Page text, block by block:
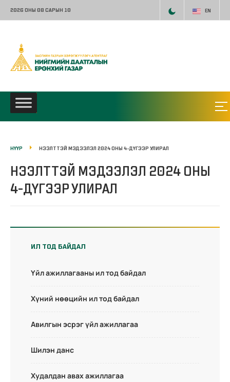
2026 ОНЫ 08 САРЫН 10 EN
НҮҮР НЭЭЛТТЭЙ МЭДЭЭЛЭЛ 2024 ОНЫ 4-ДҮГЭЭР УЛИРАЛ
НЭЭЛТТЭЙ МЭДЭЭЛЭЛ 2024 ОНЫ
4-ДҮГЭЭР УЛИРАЛ
ИЛ ТОД БАЙДАЛ
Үйл ажиллагааны ил тод байдал
Хүний нөөцийн ил тод байдал
Авилгын эсрэг үйл ажиллагаа
Шилэн данс
Худалдан авах ажиллагаа